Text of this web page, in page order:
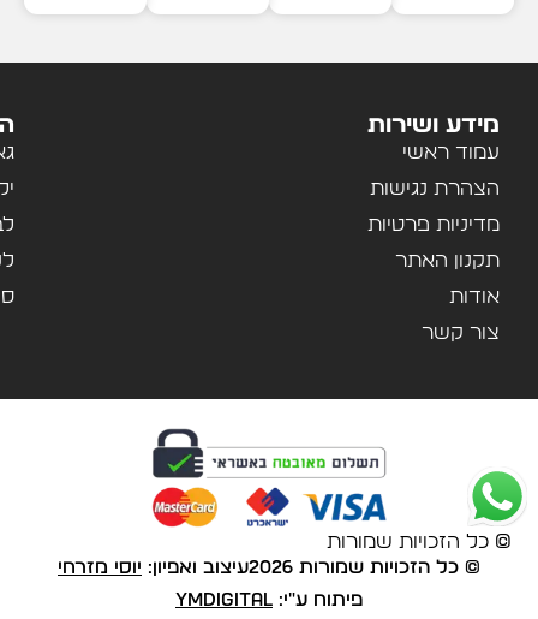
מידע ושירות
עמוד ראשי
הצהרת נגישות
מדיניות פרטיות
תקנון האתר
אודות
צור קשר
© כל הזכויות שמורות
© כל הזכויות שמורות 2026 עיצוב ואפיון: יוסי מזרחי
פיתוח ע"י: YMDigital